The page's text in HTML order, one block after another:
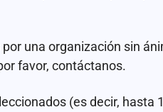
una organización sin
favor, contáctanos.
(es decir, hasta